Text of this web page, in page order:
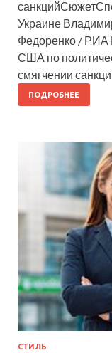
Украине
Федоренко / РИА
США по
смягчении
ПОДРОБНЕЕ
СТИЛЬ